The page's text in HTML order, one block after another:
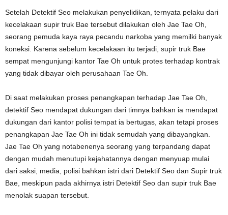
Setelah Detektif Seo melakukan penyelidikan, ternyata pelaku dari
kecelakaan supir truk Bae tersebut dilakukan oleh Jae Tae Oh,
seorang pemuda kaya raya pecandu narkoba yang memilki banyak
koneksi. Karena sebelum kecelakaan itu terjadi, supir truk Bae
sempat mengunjungi kantor Tae Oh untuk protes terhadap kontrak
yang tidak dibayar oleh perusahaan Tae Oh.
Di saat melakukan proses penangkapan terhadap Jae Tae Oh,
detektif Seo mendapat dukungan dari timnya bahkan ia mendapat
dukungan dari kantor polisi tempat ia bertugas, akan tetapi proses
penangkapan Jae Tae Oh ini tidak semudah yang dibayangkan.
Jae Tae Oh yang notabenenya seorang yang terpandang dapat
dengan mudah menutupi kejahatannya dengan menyuap mulai
dari saksi, media, polisi bahkan istri dari Detektif Seo dan Supir truk
Bae, meskipun pada akhirnya istri Detektif Seo dan supir truk Bae
menolak suapan tersebut.